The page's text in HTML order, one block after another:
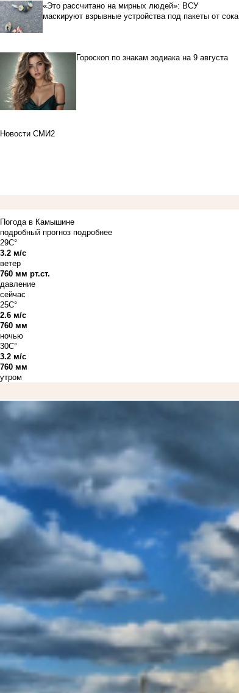
«Это рассчитано на мирных людей»: ВСУ
маскируют взрывные устройства под пакеты от сока
Гороскоп по знакам зодиака на 9 августа
Новости СМИ2
Погода в Камышине
подробный прогноз подробнее
29C°
3.2 м/с
ветер
760 мм рт.ст.
давление
сейчас
25C°
2.6 м/с
760 мм
ночью
30C°
3.2 м/с
760 мм
утром